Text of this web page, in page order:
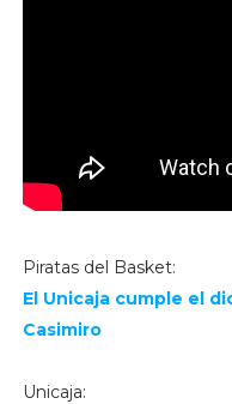
Piratas del Basket:
El Unicaja cumple el
Casimiro
Unicaja: